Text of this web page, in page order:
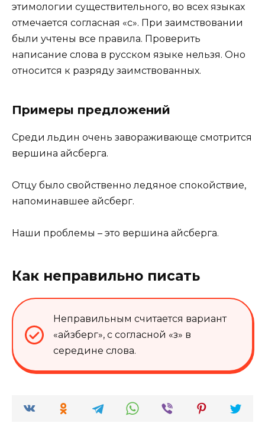
этимологии существительного, во всех языках
отмечается согласная «с». При заимствовании
были учтены все правила. Проверить
написание слова в русском языке нельзя. Оно
относится к разряду заимствованных.
Примеры предложений
Среди льдин очень завораживающе смотрится
вершина айсберга.
Отцу было свойственно ледяное спокойствие,
напоминавшее айсберг.
Наши проблемы – это вершина айсберга.
Как неправильно писать
Неправильным считается вариант
«айзберг», с согласной «з» в
середине слова.